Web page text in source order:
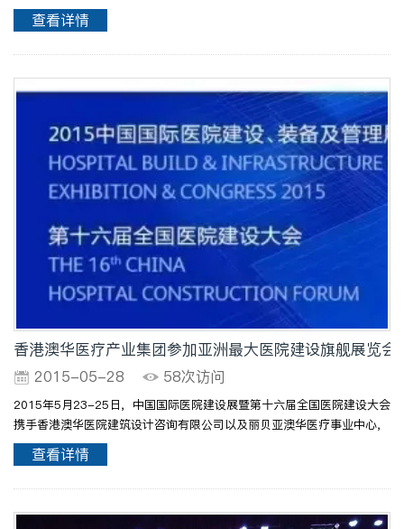
笑。韩国驻广州副总领事丁海官接金某出院韩国驻广州副总领事丁海官来
到惠州中心医院ICU病房接患者金某出院。但记者在现场并..
查看详情
香港澳华医疗产业集团参加亚洲最大医院建设旗舰展览
2015-05-28 58次访问
2015年5月23-25日，中国国际医院建设展暨第十六届全国医院建设大会
携手香港澳华医院建筑设计咨询有限公司以及丽贝亚澳华医疗事业中心，
启程大连！本次大会的基本情况介绍： 郭良董事长在10号会议室进行
《如何在医院设计全过程落实工艺设计》的专题演讲，得到..
查看详情